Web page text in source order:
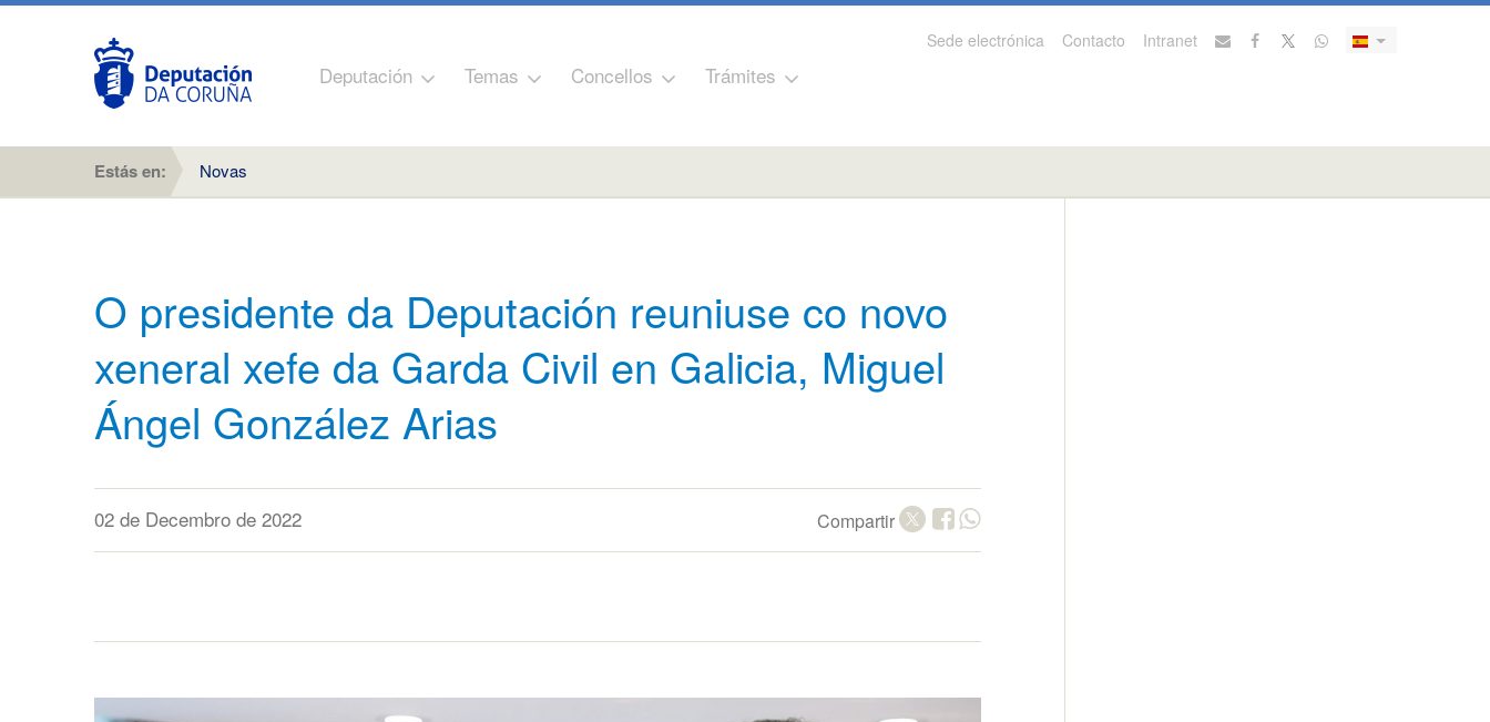
Sede electrónica Contacto Intranet
Deputación Temas Concellos Trámites
Estás en: Novas
O presidente da Deputación reuniuse co novo
xeneral xefe da Garda Civil en Galicia, Miguel
Ángel González Arias
02 de Decembro de 2022 Compartir